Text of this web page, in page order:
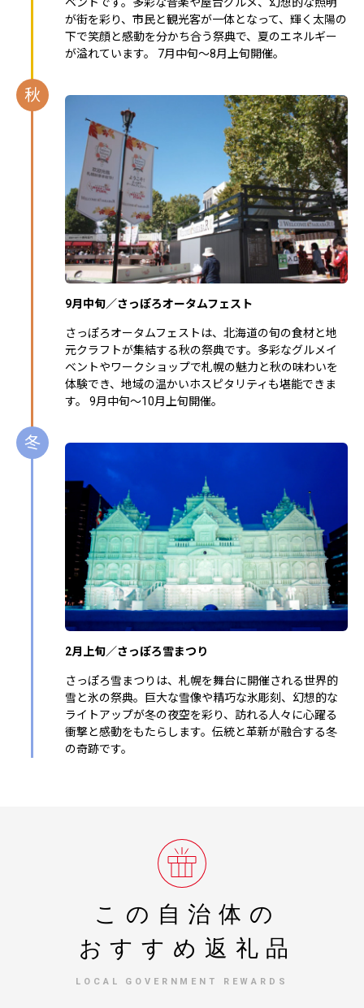
が街を彩り、市民と観光客が一体となって、輝く太陽の
下で笑顔と感動を分かち合う祭典で、夏のエネルギー
が溢れています。 7月中旬～8月上旬開催。
秋
9月中旬／さっぽろオータムフェスト
さっぽろオータムフェストは、北海道の旬の食材と地
元クラフトが集結する秋の祭典です。多彩なグルメイ
ベントやワークショップで札幌の魅力と秋の味わいを
体験でき、地域の温かいホスピタリティも堪能できま
す。 9月中旬～10月上旬開催。
冬
2月上旬／さっぽろ雪まつり
さっぽろ雪まつりは、札幌を舞台に開催される世界的
雪と氷の祭典。巨大な雪像や精巧な氷彫刻、幻想的な
ライトアップが冬の夜空を彩り、訪れる人々に心躍る
衝撃と感動をもたらします。伝統と革新が融合する冬
の奇跡です。
この自治体の
おすすめ返礼品
LOCAL GOVERNMENT REWARDS